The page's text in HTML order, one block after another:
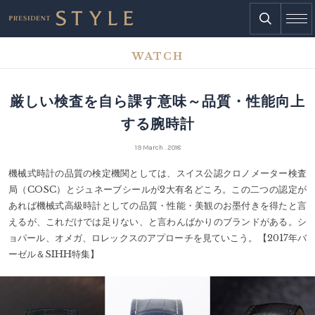
WATCH
厳しい検査を自ら課す意味～品質・性能向上
する腕時計
19 March . 2018
機械式時計の品質の検定機関としては、スイス公認クロノメーター検査
局（COSC）とジュネーブシールが2大有名どころ。この二つの認定が
あれば機械式高級時計としての品質・性能・美観のお墨付きを得たと言
えるが、これだけでは足りない、と言わんばかりのブランドがある。シ
ョパール、オメガ、ロレックスのアプローチを見ていこう。【2017年バ
ーゼル＆SIHH特集】